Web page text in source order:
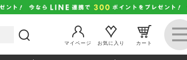
マイページ
お気に入り カート